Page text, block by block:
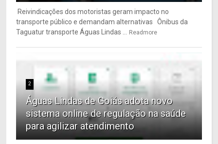
Reivindicações dos motoristas geram impacto no
transporte público e demandam alternativas Ônibus da
Taguatur transporte Águas Lindas ... Readmore
2
Águas Lindas de Goiás adota novo
sistema online de regulação na saúde
para agilizar atendimento